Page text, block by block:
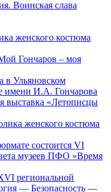
Воинская слава
женского костюма
Гончаров – моя
в Ульяновском
имени И.А. Гончарова
выставка «Летописцы
женского костюма
состоится VI
музеев ПФО «Время
региональной
— Безопасность —